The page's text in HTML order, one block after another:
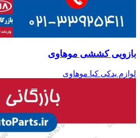
بازویی کششی موهاوی
لوازم یدکی کیا موهاوی